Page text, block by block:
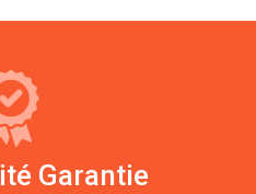
Garantie